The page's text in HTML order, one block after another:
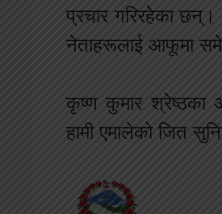
प्रचार गरिरहेका
नेताहरूलाई आफूमा
कृष्ण कुमार श्रेष्ठका
हामी एमालेको जित